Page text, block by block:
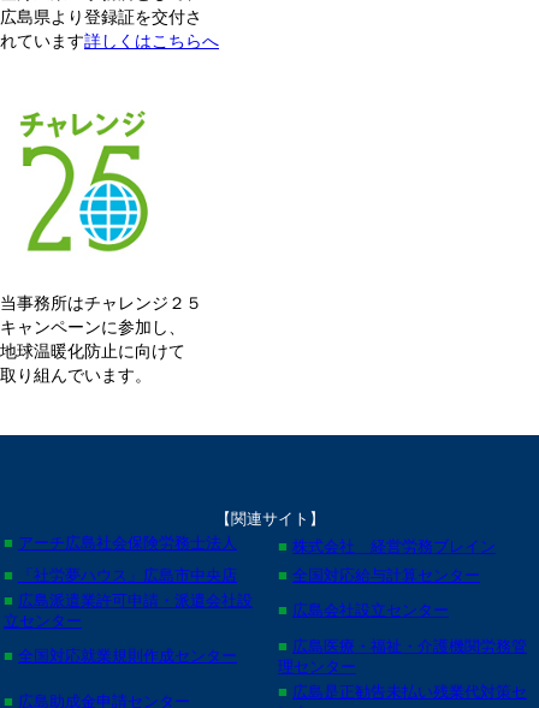
広島県より登録証を交付さ
れています詳しくはこちらへ
当事務所はチャレンジ２５
キャンペーンに参加し、
地球温暖化防止に向けて
取り組んでいます。
【関連サイト】
■ アーチ広島社会保険労務士法人 ■ 株式会社 経営労務ブレイン
■
「社労夢ハウス」広島市中央店 ■ 全国対応給与計算センター
■ 広島派遣業許可申請・派遣会社設
立センター
■ 広島会社設立センター
■ 全国対応就業規則作成センター
■ 広島医療・福祉・介護機関労務管
理センター
■ 広島助成金申請センター
■ 広島是正勧告未払い残業代対策セ